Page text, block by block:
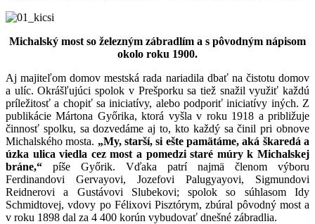
Michalský most so železným zábradlím a s pôvodným nápisom
okolo roku 1900.
Aj majiteľom domov mestská rada nariadila dbať na čistotu domov
a ulíc. Okrášľujúci spolok v Prešporku sa tiež snažil využiť každú
príležitosť a chopiť sa iniciatívy, alebo podporiť iniciatívy iných. Z
publikácie Mártona Győrika, ktorá vyšla v roku 1918 a približuje
činnosť spolku, sa dozvedáme aj to, kto každý sa činil pri obnove
Michalského mosta. „My, starší, si ešte pamätáme, aká škaredá a
úzka ulica viedla cez most a pomedzi staré múry k Michalskej
bráne,“ píše Győrik. Vďaka patrí najmä členom výboru
Ferdinandovi Gervayovi, Jozefovi Palugyayovi, Sigmundovi
Reidnerovi a Gustávovi Slubekovi; spolok so súhlasom Idy
Schmidtovej, vdovy po Félixovi Pisztórym, zbúral pôvodný most a
v roku 1898 dal za 4 400 korún vybudovať dnešné zábradlia.